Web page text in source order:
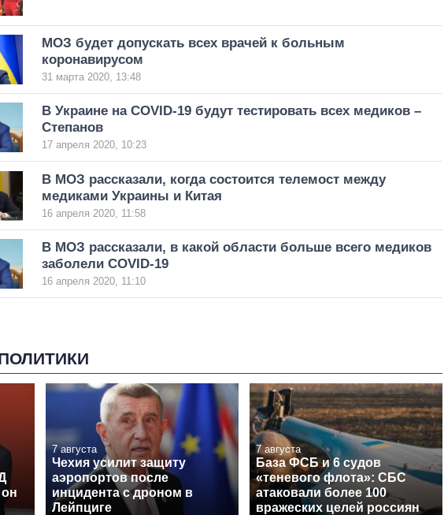
МОЗ будет допускать всех врачей к больным
коронавирусом
31 марта 2020, 13:48
В Украине на COVID-19 будут тестировать всех медиков –
Степанов
17 апреля 2020, 10:23
В МОЗ рассказали, когда состоится телемост между
медиками Украины и Китая
16 апреля 2020, 11:58
В МОЗ рассказали, в какой области больше всего медиков
заболели COVID-19
16 апреля 2020, 11:10
7 августа
Чехия усилит защиту
аэропортов после
инцидента с дроном в
Лейпциге
7 августа
База ФСБ и 6 судов
«теневого флота»: СБС
атаковали более 100
вражеских целей россиян